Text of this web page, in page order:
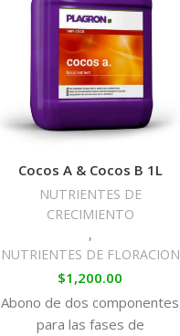
Cocos A & Cocos B 1L
NUTRIENTES DE
CRECIMIENTO
,
NUTRIENTES DE FLORACION
$1,200.00
Abono de dos componentes
para las fases de